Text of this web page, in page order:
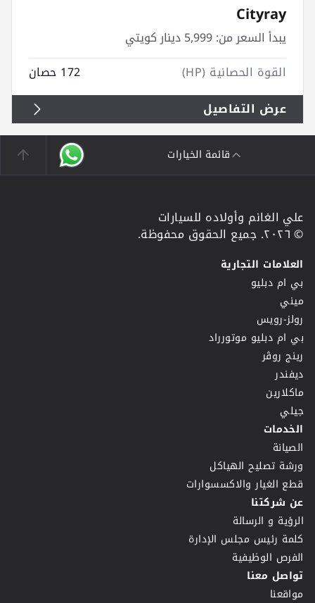
Cityray
يبدأ السعر من:
القوة الحصانية (HP)
172 حصان
عرض التفاصيل
قائمة الخيارات
علي الغانم وأولاده للسيارات
© ٢٠٢٦. جميع الحقوق محفوظة.
العلامات التجارية
بي ام دبليو
ميني
رولز-رويس
بي ام دبليو موتورراد
رينج روڤر
ديفندر
ماكلارين
جيلي
الخدمات
الصيانة
ورشة تصليح الهياكل
قطع الغيار والاكسسوارات
عن شركتنا
الرؤية و الرسالة
كلمة رئيس مجلس الإدارة
الفرص الوظيفية
تواصل معنا
مواقعنا